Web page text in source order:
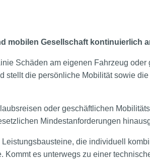
mobilen Gesellschaft kontinuierlich
Schäden am eigenen Fahrzeug oder
stellt die persönliche Mobilität sowie
oder geschäftlichen
Mindestanforderungen
die individuell
es unterwegs zu einer